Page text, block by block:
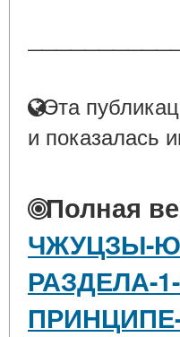
Эта
и показалась
Полная
ЧЖУЦЗЫ-
РАЗДЕЛА-